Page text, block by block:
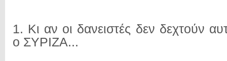
1. Κι αν οι δανειστές δεν δεχτούν
ο ΣΥΡΙΖΑ...